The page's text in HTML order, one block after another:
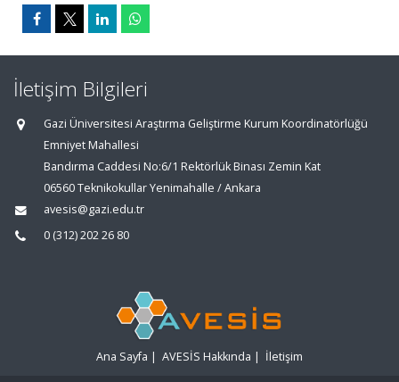
İletişim Bilgileri
Gazi Üniversitesi Araştırma Geliştirme Kurum Koordinatörlüğü
Emniyet Mahallesi
Bandırma Caddesi No:6/1 Rektörlük Binası Zemin Kat
06560 Teknikokullar Yenimahalle / Ankara
avesis@gazi.edu.tr
0 (312) 202 26 80
Ana Sayfa | AVESİS Hakkında | İletişim